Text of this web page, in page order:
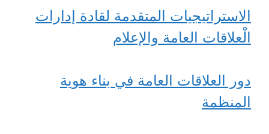
الاستراتيجيات المتقدمة لقادة إدارات
الْعلاقات العامة والإعلام
دور العلاقات العامة في بناء هوية
المنظمة